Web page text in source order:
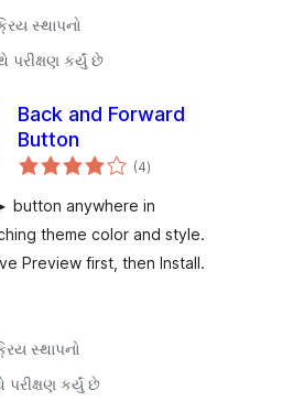
સ્થાપનો
પરીક્ષણ કર્યું છે
Back and Forward
Button
(4કુલ
રેટિંગ્સ
)
button anywhere in
theme color and style.
Preview first, then Install.
સ્થાપનો
પરીક્ષણ કર્યું છે